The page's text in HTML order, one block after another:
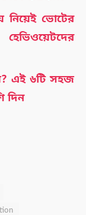
নিয়েই ভোটের
এই ৬টি সহজ
দিন